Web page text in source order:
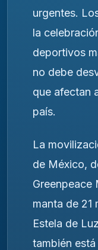
urgentes.
la
deportivos
no debe
que afectan
país.
La
de México,
Greenpeace
manta de 21
Estela de
también